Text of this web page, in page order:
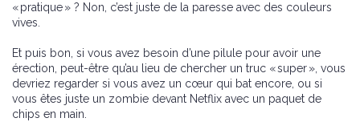
« pratique » ? Non, c’est juste de la paresse avec des couleurs
vives.
Et puis bon, si vous avez besoin d’une pilule pour avoir une
érection, peut-être qu’au lieu de chercher un truc « super », vous
devriez regarder si vous avez un cœur qui bat encore, ou si
vous êtes juste un zombie devant Netflix avec un paquet de
chips en main.